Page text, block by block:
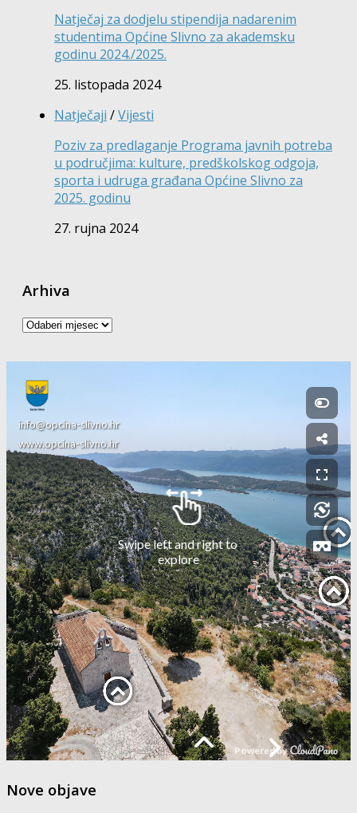
Natječaj za dodjelu stipendija nadarenim
studentima Općine Slivno za akademsku
godinu 2024./2025.
25. listopada 2024
Natječaji /Vijesti
Poziv za predlaganje Programa javnih potreba
u područjima: kulture, predškolskog odgoja,
sporta i udruga građana Općine Slivno za
2025. godinu
27. rujna 2024
Arhiva
Arhiva
Nove objave